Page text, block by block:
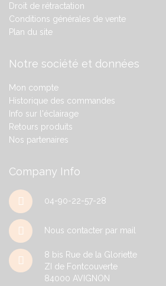
Droit de rétractation
Conditions générales de vente
Plan du site
Notre société et données
Mon compte
Historique des commandes
Info sur l'éclairage
Retours produits
Nos partenaires
Company Info
04-90-22-57-28
Nous contacter par mail
8 bis Rue de la Gloriette
ZI de Fontcouverte
84000 AVIGNON